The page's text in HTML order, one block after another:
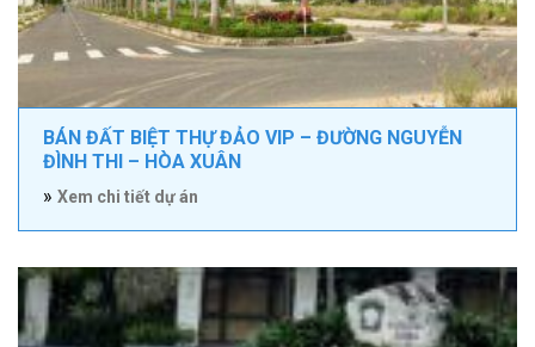
BÁN ĐẤT BIỆT THỰ ĐẢO VIP – ĐƯỜNG NGUYỄN
ĐÌNH THI – HÒA XUÂN
» Xem chi tiết dự án